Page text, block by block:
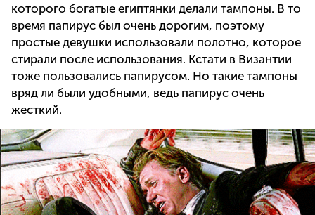
которого богатые египтянки делали тампоны. В то
время папирус был очень дорогим, поэтому
простые девушки использовали полотно, которое
стирали после использования. Кстати в Византии
тоже пользовались папирусом. Но такие тампоны
вряд ли были удобными, ведь папирус очень
жесткий.